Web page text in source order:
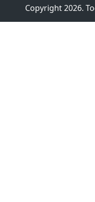
Copyright 2026.